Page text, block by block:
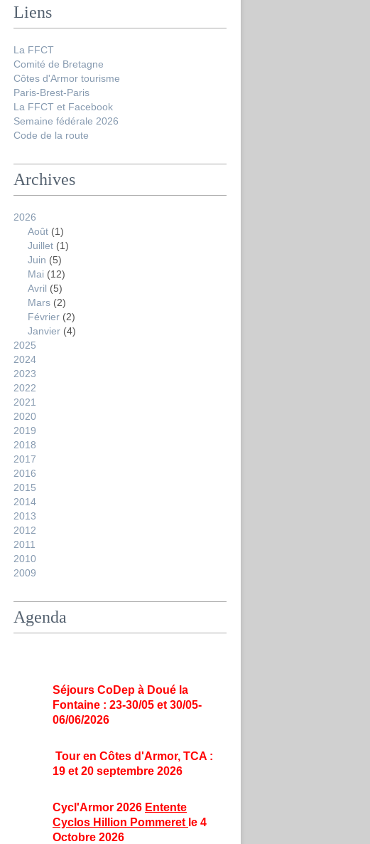
Liens
La FFCT
Comité de Bretagne
Côtes d'Armor tourisme
Paris-Brest-Paris
La FFCT et Facebook
Semaine fédérale 2026
Code de la route
Archives
2026
Août (1)
Juillet (1)
Juin (5)
Mai (12)
Avril (5)
Mars (2)
Février (2)
Janvier (4)
2025
2024
2023
2022
2021
2020
2019
2018
2017
2016
2015
2014
2013
2012
2011
2010
2009
Agenda
Séjours CoDep à Doué la
Fontaine : 23-30/05 et 30/05-
06/06/2026
Tour en Côtes d'Armor, TCA :
19 et 20 septembre 2026
Cycl'Armor 2026 Entente
Cyclos Hillion Pommeret le 4
Octobre 2026